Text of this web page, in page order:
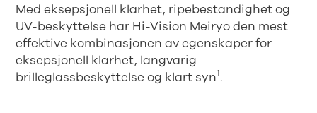
Med eksepsjonell klarhet, ripebestandighet og
UV-beskyttelse har Hi-Vision Meiryo den mest
effektive kombinasjonen av egenskaper for
eksepsjonell klarhet, langvarig
brilleglassbeskyttelse og klart syn1.